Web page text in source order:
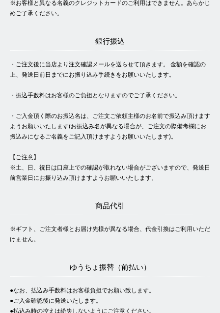
※お客様と異なる名義のクレジットカードのご利用はできません。あらかじ
めご了承ください。
銀行振込
・ご注文後に当店より注文確認メールを送らせて頂きます。 金額を確認の
上、発送日前日までにお振り込み手続きをお願いいたします。
・振込手数料はお客様のご負担となりますのでご了承ください。
・ご入金頂く際のお振込名は、ご注文ご依頼主様のお名前で振込み頂けます
ようお願いいたします(お振込み名が異なる場合が、ご注文の際備考欄にお
振込みになるご名義をご記入頂けますようお願いいたします)。
【ご注意】
※土、日、祝日は口座上での確認が取れない場合がございますので、発送日
前営業日にお振り込み頂けますようお願いいたします。
商品代引
※ギフト、ご注文者様とお届け先様が異なる場合、代金引換はご利用いただ
けません。
ゆうちょ振替（前払い）
●なお、払込み手数料はお客様負担でお願い致します。
●ご入金確認後に発送いたします。
●払込み時の控えは紛失しないようにご注意ください。